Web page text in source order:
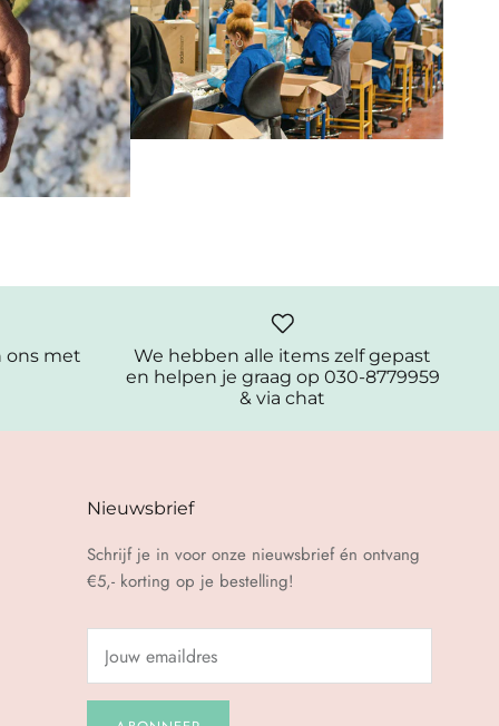
ons met
We hebben alle items zelf gepast
en helpen je graag op 030-8779959
& via chat
Nieuwsbrief
Schrijf je in voor onze nieuwsbrief én ontvang
€5,- korting op je bestelling!